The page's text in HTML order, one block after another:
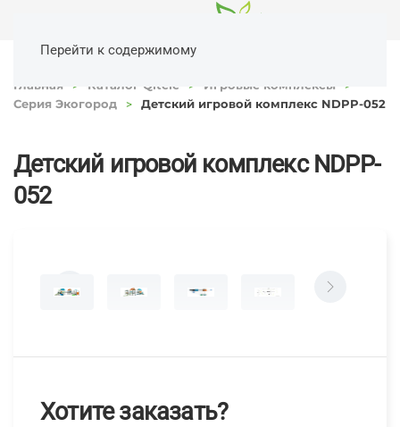
Перейти к содержимому
Главная Каталог Qitele
Игровые комплексы
Серия Экогород
Детский игровой комплекс NDPP-052
Детский игровой комплекс NDPP-
052
Хотите заказать?